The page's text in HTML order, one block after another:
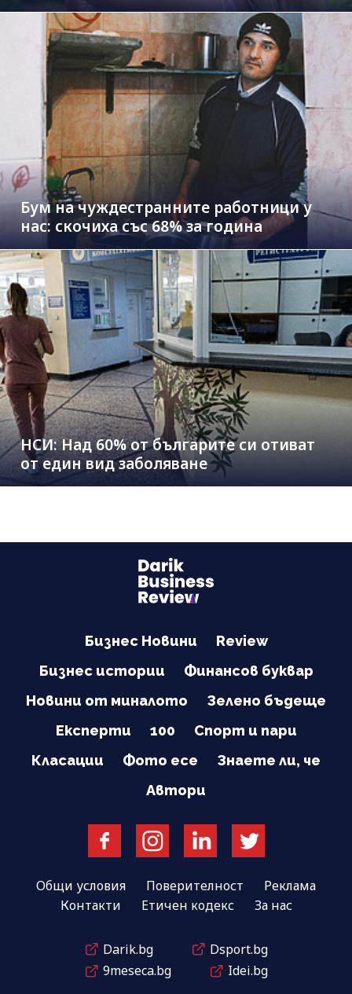
Бум на чуждестранните работници у
нас: скочиха със 68% за година
НСИ: Над 60% от българите си отиват
от един вид заболяване
Бизнес Новини
Review
Бизнес истории
Финансов буквар
Новини от миналото
Зелено бъдеще
Експерти
100
Спорт и пари
Класации
Фото есе
Знаете ли, че
Автори
Общи условия Поверителност
Реклама
Контакти
Етичен кодекс За нас
Darik.bg
Dsport.bg
9meseca.bg
Idei.bg